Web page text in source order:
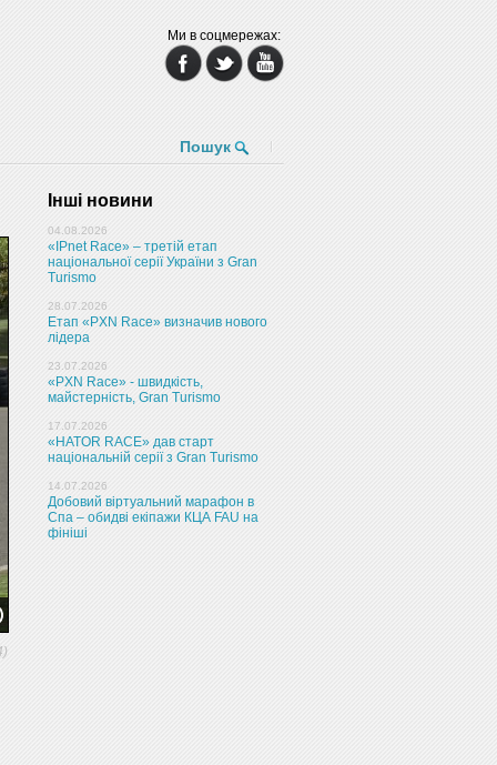
Ми в соцмережах:
Пошук
Інші новини
04.08.2026
«IPnet Race» – третій етап
національної серії України з Gran
Turismo
28.07.2026
Етап «PXN Race» визначив нового
лідера
23.07.2026
«PXN Race» - швидкість,
майстерність, Gran Turismo
17.07.2026
«HATOR RACE» дав старт
національній серії з Gran Turismo
14.07.2026
Добовий віртуальний марафон в
Спа – обидві екіпажи КЦА FAU на
фініші